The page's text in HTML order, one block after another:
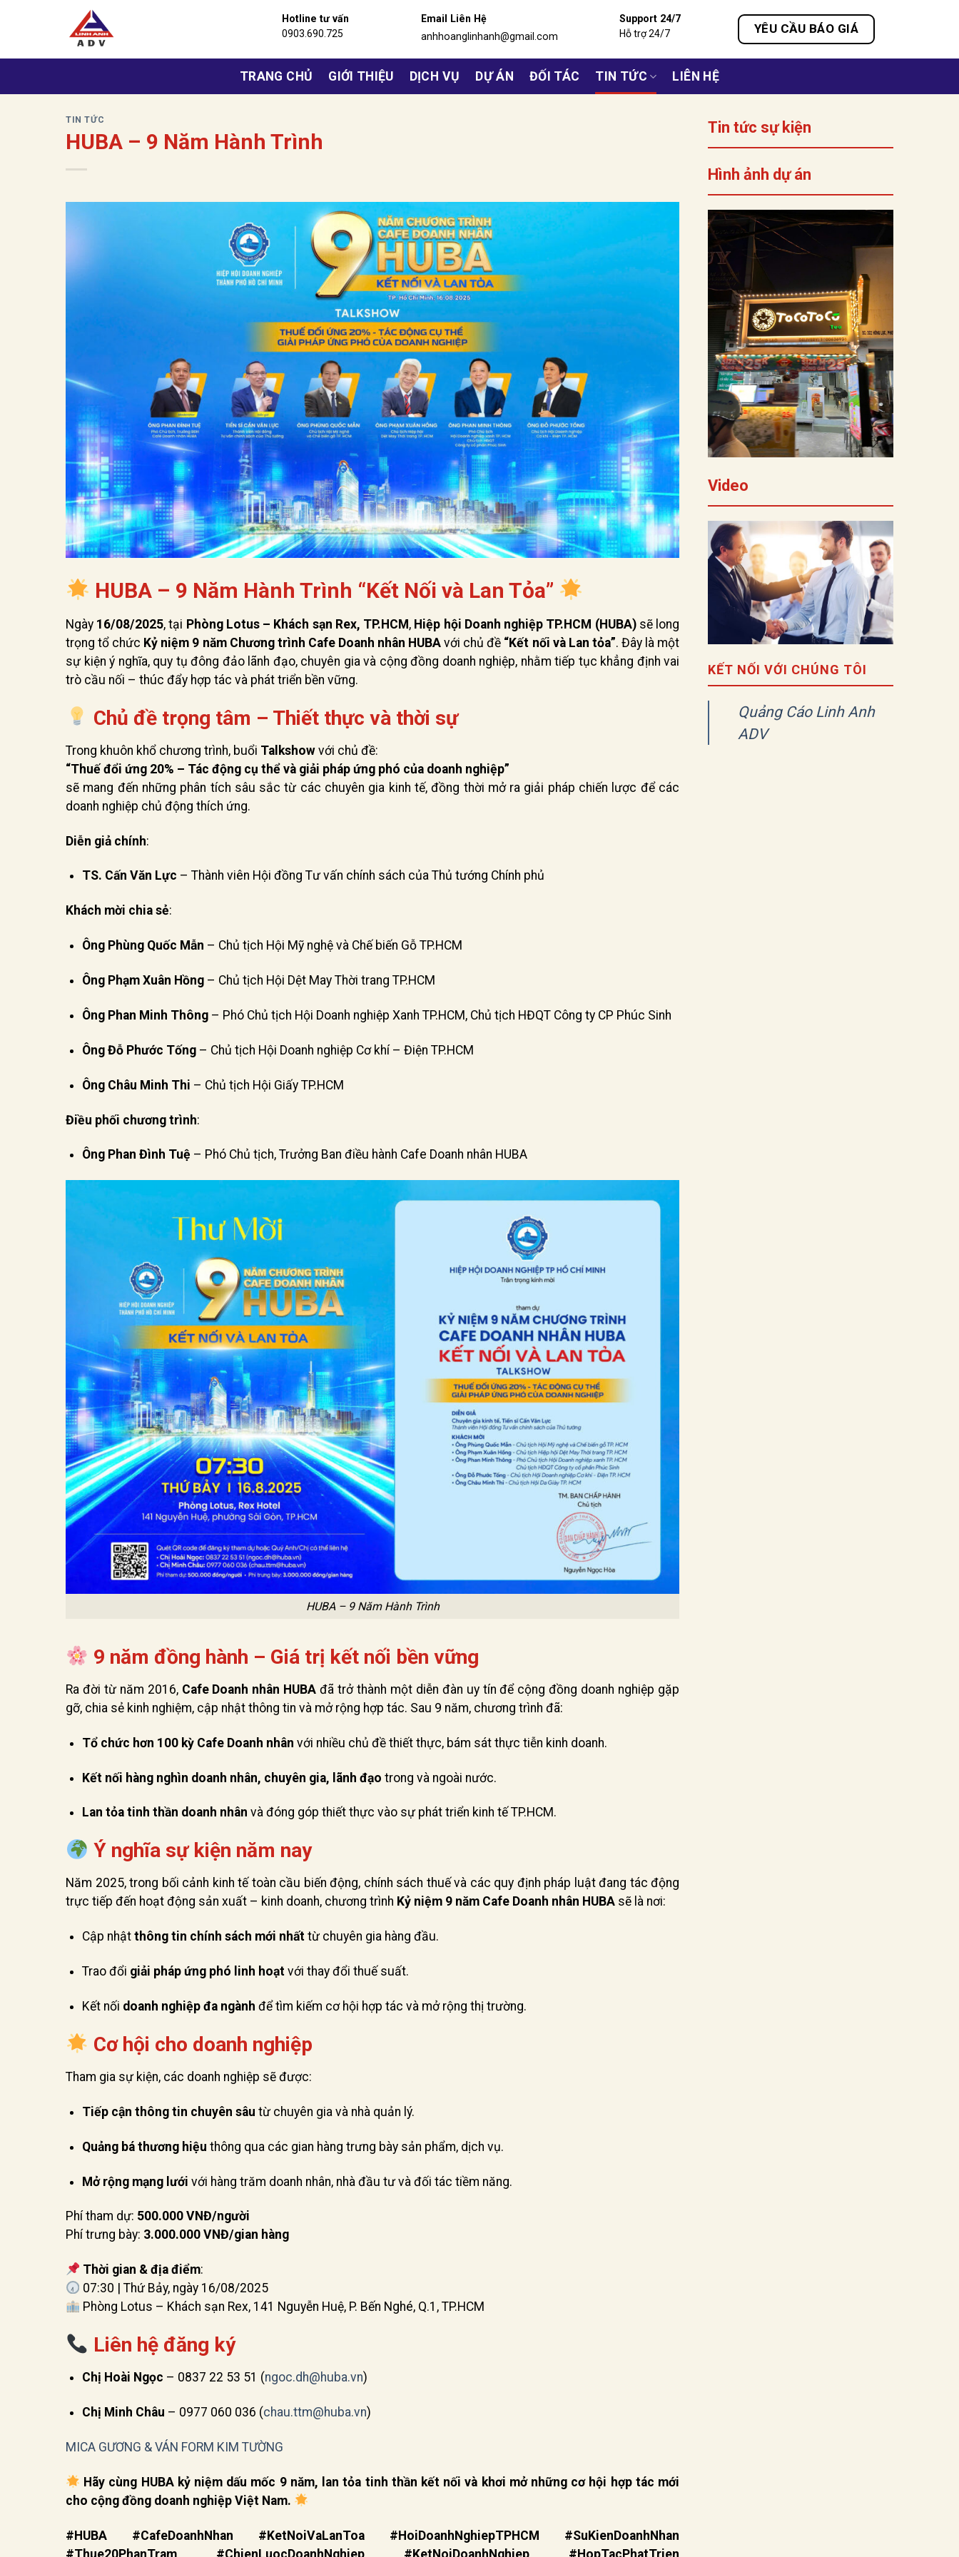
Hotline tư vấn
0903.690.725
Email Liên Hệ
anhhoanglinhanh@gmail.com
Support 24/7
Hỗ trợ 24/7
YÊU CẦU BÁO GIÁ
TRANG CHỦ GIỚI THIỆU DỊCH VỤ DỰ ÁN ĐỐI TÁC TIN TỨC LIÊN HỆ
TIN TỨC
HUBA – 9 Năm Hành Trình
HUBA – 9 Năm Hành Trình “Kết Nối và Lan Tỏa”
Ngày 16/08/2025, tại Phòng Lotus – Khách sạn Rex, TP.HCM, Hiệp hội Doanh nghiệp TP.HCM (HUBA)sẽ long
trọng tổ chức Kỷ niệm 9 năm Chương trình Cafe Doanh nhân HUBA với chủ đề “Kết nối và Lan tỏa”. Đây là một
sự kiện ý nghĩa, quy tụ đông đảo lãnh đạo, chuyên gia và cộng đồng doanh nghiệp, nhằm tiếp tục khẳng định vai
trò cầu nối – thúc đẩy hợp tác và phát triển bền vững.
Chủ đề trọng tâm – Thiết thực và thời sự
Trong khuôn khổ chương trình, buổi Talkshow với chủ đề:
“Thuế đổi ứng 20% – Tác động cụ thể và giải pháp ứng phó của doanh nghiệp”
sẽ mang đến những phân tích sâu sắc từ các chuyên gia kinh tế, đồng thời mở ra giải pháp chiến lược để các
doanh nghiệp chủ động thích ứng.
Diễn giả chính:
TS. Cấn Văn Lực – Thành viên Hội đồng Tư vấn chính sách của Thủ tướng Chính phủ
Khách mời chia sẻ:
Ông Phùng Quốc Mẫn – Chủ tịch Hội Mỹ nghệ và Chế biến Gỗ TP.HCM
Ông Phạm Xuân Hồng– Chủ tịch Hội Dệt May Thời trang TP.HCM
Ông Phan Minh Thông– Phó Chủ tịch Hội Doanh nghiệp Xanh TP.HCM, Chủ tịch HĐQT Công ty CP Phúc Sinh
Ông Đỗ Phước Tống– Chủ tịch Hội Doanh nghiệp Cơ khí – Điện TP.HCM
Ông Châu Minh Thi – Chủ tịch Hội Giấy TP.HCM
Điều phối chương trình:
Ông Phan Đình Tuệ – Phó Chủ tịch, Trưởng Ban điều hành Cafe Doanh nhân HUBA
HUBA – 9 Năm Hành Trình
9 năm đồng hành – Giá trị kết nối bền vững
Ra đời từ năm 2016, Cafe Doanh nhân HUBA đã trở thành một diễn đàn uy tín để cộng đồng doanh nghiệp gặp
gỡ, chia sẻ kinh nghiệm, cập nhật thông tin và mở rộng hợp tác. Sau 9 năm, chương trình đã:
Tổ chức hơn 100 kỳ Cafe Doanh nhân với nhiều chủ đề thiết thực, bám sát thực tiễn kinh doanh.
Kết nối hàng nghìn doanh nhân, chuyên gia, lãnh đạo trong và ngoài nước.
Lan tỏa tinh thần doanh nhân và đóng góp thiết thực vào sự phát triển kinh tế TP.HCM.
Ý nghĩa sự kiện năm nay
Năm 2025, trong bối cảnh kinh tế toàn cầu biến động, chính sách thuế và các quy định pháp luật đang tác động
trực tiếp đến hoạt động sản xuất – kinh doanh, chương trình Kỷ niệm 9 năm Cafe Doanh nhân HUBA sẽ là nơi:
Cập nhật thông tin chính sách mới nhấttừ chuyên gia hàng đầu.
Trao đổi giải pháp ứng phó linh hoạtvới thay đổi thuế suất.
Kết nối doanh nghiệp đa ngành để tìm kiếm cơ hội hợp tác và mở rộng thị trường.
Cơ hội cho doanh nghiệp
Tham gia sự kiện, các doanh nghiệp sẽ được:
Tiếp cận thông tin chuyên sâu từ chuyên gia và nhà quản lý.
Quảng bá thương hiệu thông qua các gian hàng trưng bày sản phẩm, dịch vụ.
Mở rộng mạng lưới với hàng trăm doanh nhân, nhà đầu tư và đối tác tiềm năng.
Phí tham dự: 500.000 VNĐ/người
Phí trưng bày: 3.000.000 VNĐ/gian hàng
Thời gian & địa điểm:
07:30 | Thứ Bảy, ngày 16/08/2025
Phòng Lotus – Khách sạn Rex, 141 Nguyễn Huệ, P. Bến Nghé, Q.1, TP.HCM
Liên hệ đăng ký
Chị Hoài Ngọc – 0837 22 53 51 (ngoc.dh@huba.vn)
Chị Minh Châu – 0977 060 036 (chau.ttm@huba.vn)
MICA GƯƠNG & VÁN FORM KIM TƯỜNG
Hãy cùng HUBA kỷ niệm dấu mốc 9 năm, lan tỏa tinh thần kết nối và khơi mở những cơ hội hợp tác mới
cho cộng đồng doanh nghiệp Việt Nam.
#HUBA #CafeDoanhNhan #KetNoiVaLanToa #HoiDoanhNghiepTPHCM #SuKienDoanhNhan
#Thue20PhanTram #ChienLuocDoanhNghiep #KetNoiDoanhNghiep #HopTacPhatTrien
Tin tức sự kiện
Hình ảnh dự án
Video
KẾT NỐI VỚI CHÚNG TÔI
Quảng Cáo Linh Anh
ADV